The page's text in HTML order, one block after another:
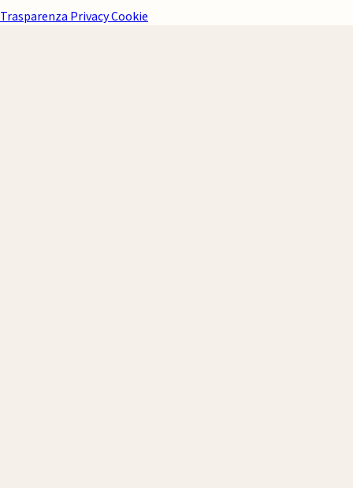
Trasparenza PrivacyCookie